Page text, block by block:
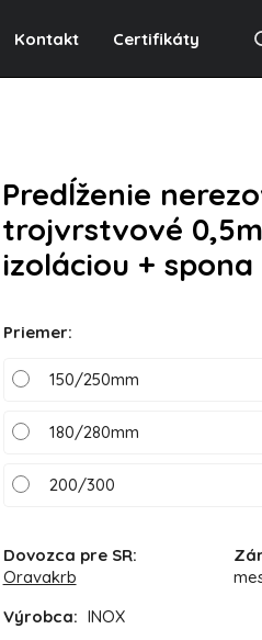
Kontakt Certifikáty
Predĺženie
trojvrstvové
izoláciou + spona
Priemer:
150/250mm
180/280mm
200/300
Dovozca pre SR:
Oravakrb
Výrobca: INOX